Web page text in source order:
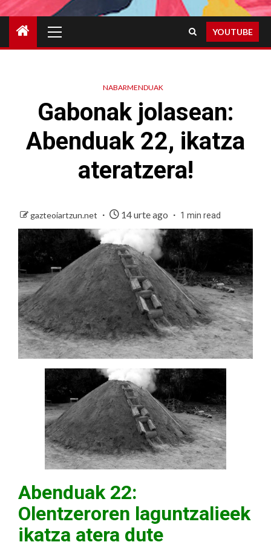
Menu
YOUTUBE
NABARMENDUAK
Gabonak jolasean:
Abenduak 22, ikatza
ateratzera!
gazteoiartzun.net 14 urte ago 1 min read
Abenduak 22:
Olentzeroren laguntzalieek
ikatza atera dute